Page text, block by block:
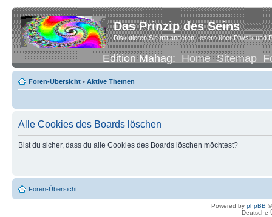
Das Prinzip des Seins
Diskutieren Sie mit anderen Lesern über Physik und
Edition Mahag:Home Sitemap
Foren-Übersicht • Aktive Themen
Alle Cookies des Boards löschen
Bist du sicher, dass du alle Cookies des Boards löschen möchtest?
Foren-Übersicht
Powered by phpBB
Deutsche